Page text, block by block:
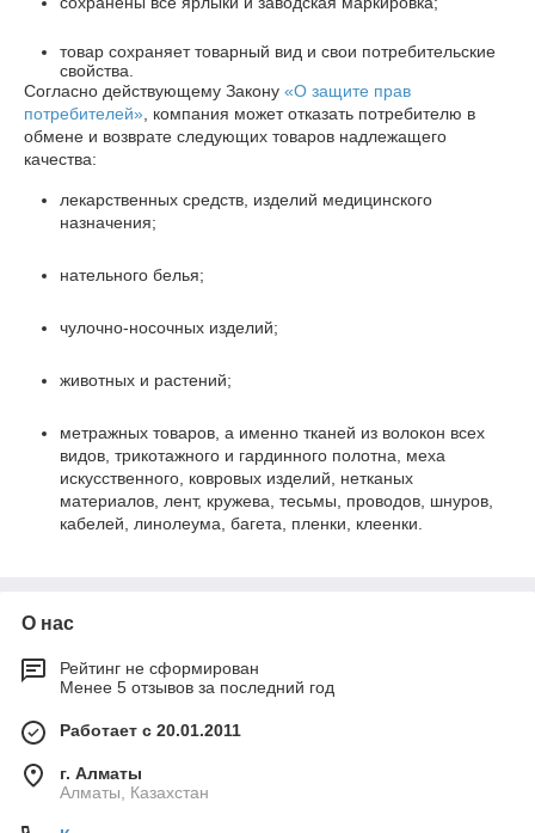
товар сохраняет товарный вид и свои потребительские
свойства.
Согласно действующему Закону «О защите прав
потребителей» , компания может отказать потребителю в
обмене и возврате следующих товаров надлежащего
качества:
лекарственных средств, изделий медицинского
назначения;
нательного белья;
чулочно-носочных изделий;
животных и растений;
метражных товаров, а именно тканей из волокон всех
видов, трикотажного и гардинного полотна, меха
искусственного, ковровых изделий, нетканых
материалов, лент, кружева, тесьмы, проводов, шнуров,
кабелей, линолеума, багета, пленки, клеенки.
О нас
Рейтинг не сформирован
Менее 5 отзывов за последний год
Работает с 20.01.2011
г. Алматы
Алматы, Казахстан